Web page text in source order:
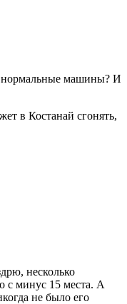
нормальные машины? И
в Костанай сгонять,
несколько
с минус 15 места. А
не было его